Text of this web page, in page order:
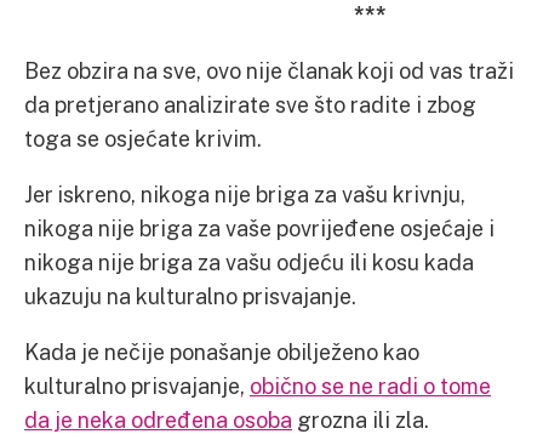
***
Bez obzira na sve, ovo nije članak koji od vas traži
da pretjerano analizirate sve što radite i zbog
toga se osjećate krivim.
Jer iskreno, nikoga nije briga za vašu krivnju,
nikoga nije briga za vaše povrijeđene osjećaje i
nikoga nije briga za vašu odjeću ili kosu kada
ukazuju na kulturalno prisvajanje.
Kada je nečije ponašanje obilježeno kao
kulturalno prisvajanje, obično se ne radi o tome
da je neka određena osoba grozna ili zla.